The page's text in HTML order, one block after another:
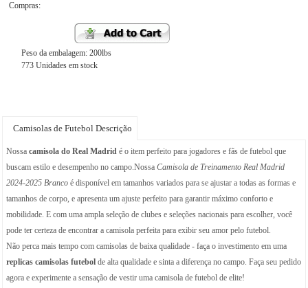
Compras:
Peso da embalagem: 200lbs
773 Unidades em stock
Camisolas de Futebol Descrição
Nossa camisola do Real Madrid é o item perfeito para jogadores e fãs de futebol que
buscam estilo e desempenho no campo.Nossa Camisola de Treinamento Real Madrid
2024-2025 Branco é disponível em tamanhos variados para se ajustar a todas as formas e
tamanhos de corpo, e apresenta um ajuste perfeito para garantir máximo conforto e
mobilidade. E com uma ampla seleção de clubes e seleções nacionais para escolher, você
pode ter certeza de encontrar a camisola perfeita para exibir seu amor pelo futebol.
Não perca mais tempo com camisolas de baixa qualidade - faça o investimento em uma
replicas camisolas futebol de alta qualidade e sinta a diferença no campo. Faça seu pedido
agora e experimente a sensação de vestir uma camisola de futebol de elite!